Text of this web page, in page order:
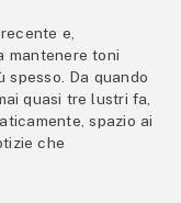
e,
mantenere toni
spesso. Da quando
quasi tre lustri fa,
spazio ai
che